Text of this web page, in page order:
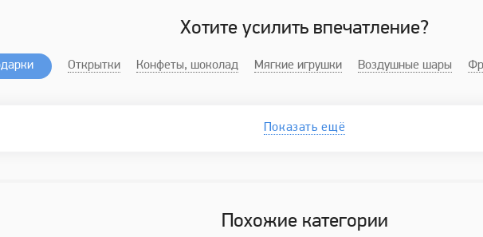
Хотите усилить впечатление?
Открытки Конфеты, шоколад Мягкие игрушки Воздушные шары
Показать ещё
Похожие категории